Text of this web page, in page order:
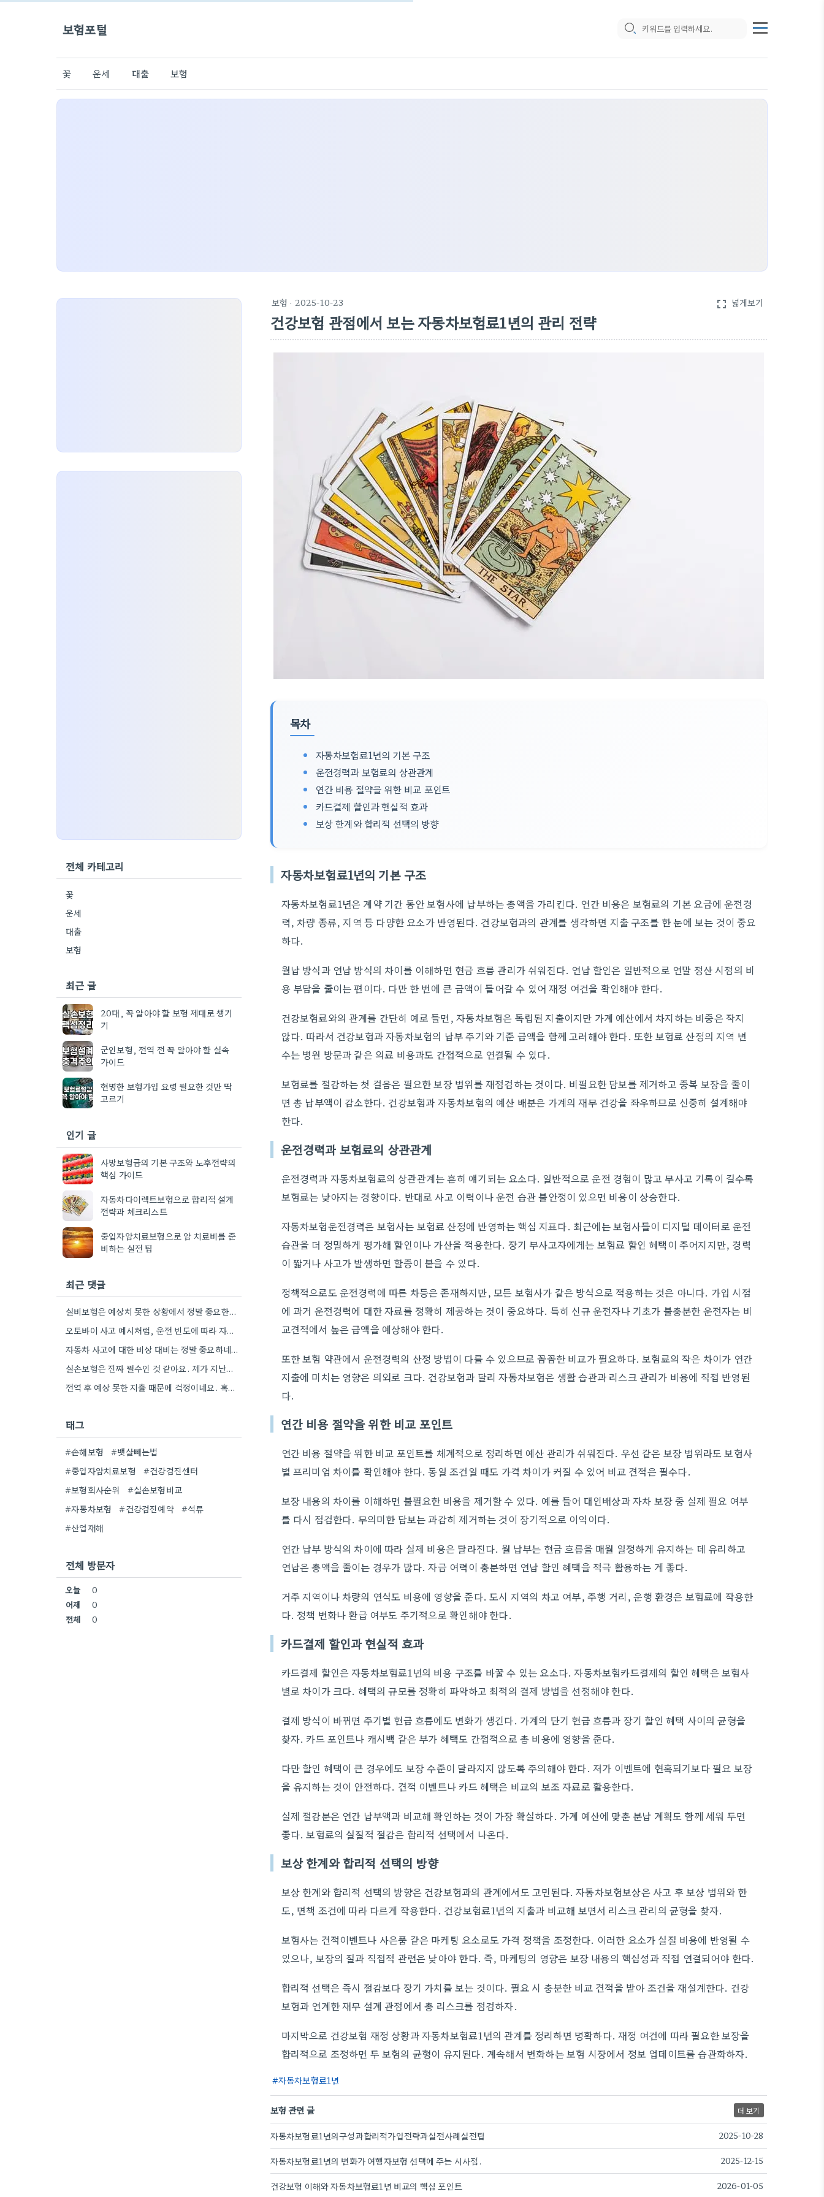
보험포털
꽃 운세 대출 보험
보험 · 2025-10-23 fullscreen 넓게보기
건강보험 관점에서 보는 자동차보험료1년의 관리 전략
목차
자동차보험료1년의 기본 구조
운전경력과 보험료의 상관관계
연간 비용 절약을 위한 비교 포인트
카드결제 할인과 현실적 효과
보상 한계와 합리적 선택의 방향
자동차보험료1년의 기본 구조
자동차보험료1년은 계약 기간 동안 보험사에 납부하는 총액을 가리킨다. 연간 비용은 보험료의 기본 요금에 운전경
력, 차량 종류, 지역 등 다양한 요소가 반영된다. 건강보험과의 관계를 생각하면 지출 구조를 한 눈에 보는 것이 중요
하다.
월납 방식과 연납 방식의 차이를 이해하면 현금 흐름 관리가 쉬워진다. 연납 할인은 일반적으로 연말 정산 시점의 비
용 부담을 줄이는 편이다. 다만 한 번에 큰 금액이 들어갈 수 있어 재정 여건을 확인해야 한다.
건강보험료와의 관계를 간단히 예로 들면, 자동차보험은 독립된 지출이지만 가계 예산에서 차지하는 비중은 작지
않다. 따라서 건강보험과 자동차보험의 납부 주기와 기준 금액을 함께 고려해야 한다. 또한 보험료 산정의 지역 변
수는 병원 방문과 같은 의료 비용과도 간접적으로 연결될 수 있다.
보험료를 절감하는 첫 걸음은 필요한 보장 범위를 재점검하는 것이다. 비필요한 담보를 제거하고 중복 보장을 줄이
면 총 납부액이 감소한다. 건강보험과 자동차보험의 예산 배분은 가계의 재무 건강을 좌우하므로 신중히 설계해야
한다.
운전경력과 보험료의 상관관계
운전경력과 자동차보험료의 상관관계는 흔히 얘기되는 요소다. 일반적으로 운전 경험이 많고 무사고 기록이 길수록
보험료는 낮아지는 경향이다. 반대로 사고 이력이나 운전 습관 불안정이 있으면 비용이 상승한다.
자동차보험운전경력은 보험사는 보험료 산정에 반영하는 핵심 지표다. 최근에는 보험사들이 디지털 데이터로 운전
습관을 더 정밀하게 평가해 할인이나 가산을 적용한다. 장기 무사고자에게는 보험료 할인 혜택이 주어지지만, 경력
이 짧거나 사고가 발생하면 할증이 붙을 수 있다.
정책적으로도 운전경력에 따른 차등은 존재하지만, 모든 보험사가 같은 방식으로 적용하는 것은 아니다. 가입 시점
에 과거 운전경력에 대한 자료를 정확히 제공하는 것이 중요하다. 특히 신규 운전자나 기초가 불충분한 운전자는 비
교견적에서 높은 금액을 예상해야 한다.
또한 보험 약관에서 운전경력의 산정 방법이 다를 수 있으므로 꼼꼼한 비교가 필요하다. 보험료의 작은 차이가 연간
지출에 미치는 영향은 의외로 크다. 건강보험과 달리 자동차보험은 생활 습관과 리스크 관리가 비용에 직접 반영된
다.
연간 비용 절약을 위한 비교 포인트
연간 비용 절약을 위한 비교 포인트를 체계적으로 정리하면 예산 관리가 쉬워진다. 우선 같은 보장 범위라도 보험사
별 프리미엄 차이를 확인해야 한다. 동일 조건일 때도 가격 차이가 커질 수 있어 비교 견적은 필수다.
보장 내용의 차이를 이해하면 불필요한 비용을 제거할 수 있다. 예를 들어 대인배상과 자차 보장 중 실제 필요 여부
를 다시 점검한다. 무의미한 담보는 과감히 제거하는 것이 장기적으로 이익이다.
연간 납부 방식의 차이에 따라 실제 비용은 달라진다. 월 납부는 현금 흐름을 매월 일정하게 유지하는 데 유리하고
연납은 총액을 줄이는 경우가 많다. 자금 여력이 충분하면 연납 할인 혜택을 적극 활용하는 게 좋다.
거주 지역이나 차량의 연식도 비용에 영향을 준다. 도시 지역의 차고 여부, 주행 거리, 운행 환경은 보험료에 작용한
다. 정책 변화나 환급 여부도 주기적으로 확인해야 한다.
카드결제 할인과 현실적 효과
카드결제 할인은 자동차보험료1년의 비용 구조를 바꿀 수 있는 요소다. 자동차보험카드결제의 할인 혜택은 보험사
별로 차이가 크다. 혜택의 규모를 정확히 파악하고 최적의 결제 방법을 선정해야 한다.
결제 방식이 바뀌면 주기별 현금 흐름에도 변화가 생긴다. 가계의 단기 현금 흐름과 장기 할인 혜택 사이의 균형을
찾자. 카드 포인트나 캐시백 같은 부가 혜택도 간접적으로 총 비용에 영향을 준다.
다만 할인 혜택이 큰 경우에도 보장 수준이 달라지지 않도록 주의해야 한다. 저가 이벤트에 현혹되기보다 필요 보장
을 유지하는 것이 안전하다. 견적 이벤트나 카드 혜택은 비교의 보조 자료로 활용한다.
실제 절감분은 연간 납부액과 비교해 확인하는 것이 가장 확실하다. 가계 예산에 맞춘 분납 계획도 함께 세워 두면
좋다. 보험료의 실질적 절감은 합리적 선택에서 나온다.
보상 한계와 합리적 선택의 방향
보상 한계와 합리적 선택의 방향은 건강보험과의 관계에서도 고민된다. 자동차보험보상은 사고 후 보상 범위와 한
도, 면책 조건에 따라 다르게 작용한다. 건강보험료1년의 지출과 비교해 보면서 리스크 관리의 균형을 찾자.
보험사는 견적이벤트나 사은품 같은 마케팅 요소로도 가격 정책을 조정한다. 이러한 요소가 실질 비용에 반영될 수
있으나, 보장의 질과 직접적 관련은 낮아야 한다. 즉, 마케팅의 영향은 보장 내용의 핵심성과 직접 연결되어야 한다.
합리적 선택은 즉시 절감보다 장기 가치를 보는 것이다. 필요 시 충분한 비교 견적을 받아 조건을 재설계한다. 건강
보험과 연계한 재무 설계 관점에서 총 리스크를 점검하자.
마지막으로 건강보험 재정 상황과 자동차보험료1년의 관계를 정리하면 명확하다. 재정 여건에 따라 필요한 보장을
합리적으로 조정하면 두 보험의 균형이 유지된다. 계속해서 변화하는 보험 시장에서 정보 업데이트를 습관화하자.
자동차보험료1년
보험 관련 글 더 보기
자동차보험료1년의구성과합리적가입전략과실전사례실전팁 2025-10-28
자동차보험료1년의 변화가 여행자보험 선택에 주는 시사점. 2025-12-15
건강보험 이해와 자동차보험료1년 비교의 핵심 포인트 2026-01-05
전체 카테고리
꽃
운세
대출
보험
최근 글
20대, 꼭 알아야 할 보험 제대로 챙기
기
군인보험, 전역 전 꼭 알아야 할 실속
가이드
현명한 보험가입 요령 필요한 것만 딱
고르기
인기 글
사망보험금의 기본 구조와 노후전략의
핵심 가이드
자동차다이렉트보험으로 합리적 설계
전략과 체크리스트
중입자암치료보험으로 암 치료비를 준
비하는 실전 팁
최근 댓글
실비보험은 예상치 못한 상황에서 정말 중요한데, 자기 부담금 부분을 특히 꼼꼼히 확인하는 게 좋겠네요.
오토바이 사고 예시처럼, 운전 빈도에 따라 자차 보험이 더 유리할 수도 있겠네요.
자동차 사고에 대한 비상 대비는 정말 중요하네요. 제가 이전 직장에서 운전할 일이 거의 없었는데, 혹시…
실손보험은 진짜 필수인 것 같아요. 제가 지난번에 교통사고 났을 때 덕분에 큰 걱정 없이 치료받을…
전역 후 예상 못한 지출 때문에 걱정이네요. 혹시 소액 보험 비교 사이트를 이용해 보셨나요?
태그
#손해보험
#뱃살빼는법
#중입자암치료보험
#건강검진센터
#보험회사순위
#실손보험비교
#자동차보험
#건강검진예약
#석류
#산업재해
전체 방문자
오늘
0
어제
0
전체
0